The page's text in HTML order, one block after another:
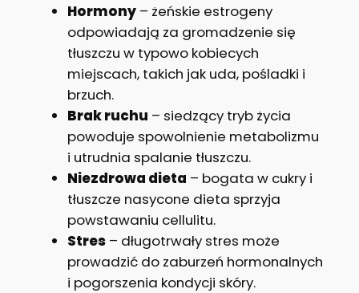
Hormony– żeńskie estrogeny
odpowiadają za gromadzenie się
tłuszczu w typowo kobiecych
miejscach, takich jak uda, pośladki i
brzuch.
Brak ruchu – siedzący tryb życia
powoduje spowolnienie metabolizmu
i utrudnia spalanie tłuszczu.
Niezdrowa dieta – bogata w cukry i
tłuszcze nasycone dieta sprzyja
powstawaniu cellulitu.
Stres– długotrwały stres może
prowadzić do zaburzeń hormonalnych
i pogorszenia kondycji skóry.